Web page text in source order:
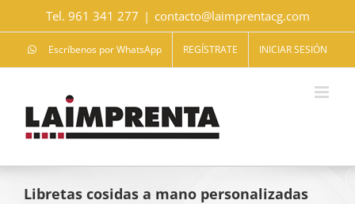
Tel. 961 341 277 | contacto@laimprentacg.com
Escríbenos por WhatsApp REGÍSTRATE INICIAR SESIÓN
Libretas cosidas a mano personalizadas